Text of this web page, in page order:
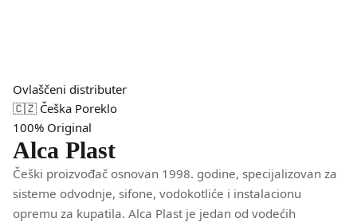
Ovlaščeni distributer
🇨🇿 Češka Poreklo
100% Original
Alca Plast
Češki proizvođač osnovan 1998. godine, specijalizovan za
sisteme odvodnje, sifone, vodokotliće i instalacionu
opremu za kupatila. Alca Plast je jedan od vodećih